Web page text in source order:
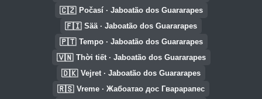
🇨🇿 Počasí · Jaboatão dos Guararapes
🇫🇮 Sää · Jaboatão dos Guararapes
🇵🇹 Tempo · Jaboatão dos Guararapes
🇻🇳 Thời tiết · Jaboatão dos Guararapes
🇩🇰 Vejret · Jaboatão dos Guararapes
🇷🇸 Vreme · Жабоатао дос Гварарапес